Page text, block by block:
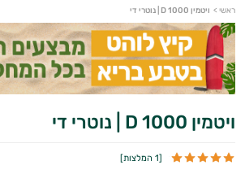
ראשי > ויטמין D 1000 | נוטרי די
ויטמין D 1000 | נוטרי די
[1 המלצות ]
יועץ בריאות אישי AI